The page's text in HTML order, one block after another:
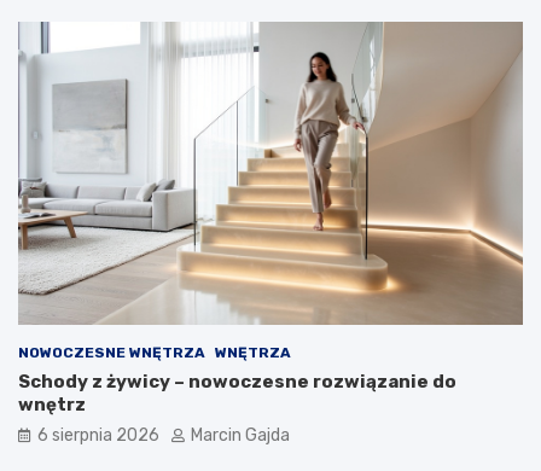
NOWOCZESNE WNĘTRZA WNĘTRZA
Schody z żywicy – nowoczesne rozwiązanie do
wnętrz
6 sierpnia 2026 Marcin Gajda